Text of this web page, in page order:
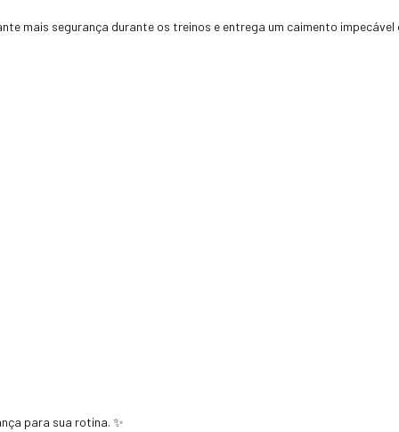
mais segurança durante os treinos e entrega um caimento
para sua rotina. ✨